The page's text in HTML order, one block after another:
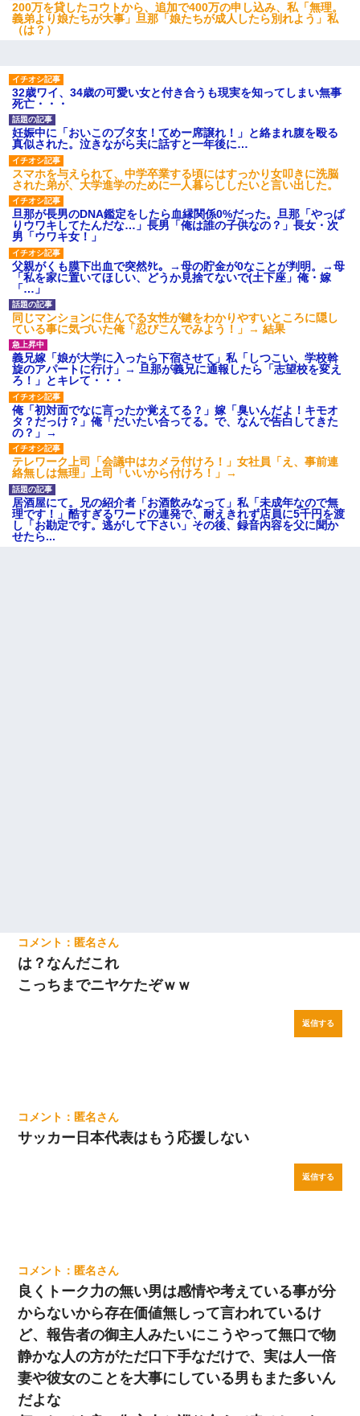
テレワーク上司「会議中はカメラ付けろ！」女社員「え、事前連
絡無しは無理」上司「いいから付けろ！」→
だ！」私「いいけど弁護士通して。私も請求する」夫「」
姉旦那の友達「ほんとのパパだよ～」私のお腹を触ってほざく。
→思わず手を叩いて振り払ったら…
【報告者がキチ】嫁「妊娠した」俺『それじゃあ皆に祝ってもら
おう』友人達を家に連れ帰ってホームパーティー→俺『皆に祝え
てもらえて良かったな！』→
【驚愕】5000円でＪＫと行為してきたが後悔しかない…
【悲報】嫁がワイのこと嫌いっぽいから単身赴任した結果
兄の新しい嫁がやらかしすぎて辛い。当たり前のように実家や姪
の幼稚園に来る
200万を貸したコウトから、追加で400万の申し込み、私「無理。
義弟より娘たちが大事」旦那「娘たちが成人したら別れよう」私
（は？）
32歳ワイ、34歳の可愛い女と付き合うも現実を知ってしまい無事
死亡・・・
妊娠中に「おいこのブタ女！てめー席譲れ！」と絡まれ腹を殴る
真似された。泣きながら夫に話すと一年後に…
スマホを与えられて、中学卒業する頃にはすっかり女叩きに洗脳
された弟が、大学進学のために一人暮らししたいと言い出した。
旦那が長男のDNA鑑定をしたら血縁関係0%だった。旦那「やっぱ
りウワキしてたんだな…」長男「俺は誰の子供なの？」長女・次
男「ウワキ女！」
父親がくも膜下出血で突然ﾀﾋ。→母の貯金が0なことが判明。→母
「私を家に置いてほしい、どうか見捨てないで(土下座」俺・嫁
「…」
同じマンションに住んでる女性が鍵をわかりやすいところに隠し
ている事に気づいた俺「忍びこんでみよう！」→ 結果
義兄嫁「娘が大学に入ったら下宿させて」私「しつこい、学校斡
旋のアパートに行け」→ 旦那が義兄に通報したら「志望校を変え
ろ！」とキレて・・・
俺「初対面でなに言ったか覚えてる？」嫁「臭いんだよ！キモオ
タ？だっけ？」俺「だいたい合ってる。で、なんで告白してきた
の？」→
テレワーク上司「会議中はカメラ付けろ！」女社員「え、事前連
絡無しは無理」上司「いいから付けろ！」→
居酒屋にて。兄の紹介者「お酒飲みなって」私「未成年なので無
理です！」酷すぎるワードの連発で、耐えきれず店員に5千円を渡
し「お勘定です。逃がして下さい」その後、録音内容を父に聞か
せたら...
匿名
は？なんだこれ
こっちまでニヤケたぞｗｗ
返信する
匿名
サッカー日本代表はもう応援しない
返信する
匿名
良くトーク力の無い男は感情や考えている事が分
からないから存在価値無しって言われているけ
ど、報告者の御主人みたいにこうやって無口で物
静かな人の方がただ口下手なだけで、実は人一倍
妻や彼女のことを大事にしている男もまた多いん
だよな